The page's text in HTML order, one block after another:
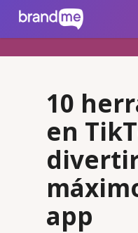
brandme.la
10
en
app